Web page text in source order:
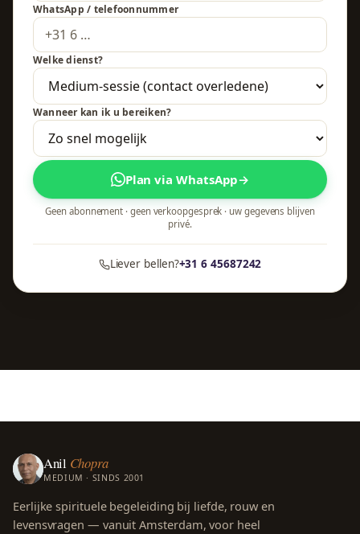
WhatsApp / telefoonnummer
Welke dienst?
Wanneer kan ik u bereiken?
Plan via WhatsApp→
Geen abonnement · geen verkoopgesprek · uw gegevens blijven
privé.
Liever bellen?+31 6 45687242
Anil Chopra
MEDIUM · SINDS 2001
Eerlijke spirituele begeleiding bij liefde, rouw en
levensvragen — vanuit Amsterdam, voor heel